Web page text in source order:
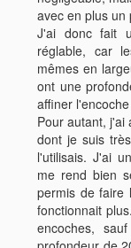
avec en plus un
J'ai donc fait
réglable, car
mêmes en
ont une
affiner
Pour autant, j'ai
dont je suis
l'utilisais. J'ai
me rend bien
permis de faire
fonctionnait
encoches,